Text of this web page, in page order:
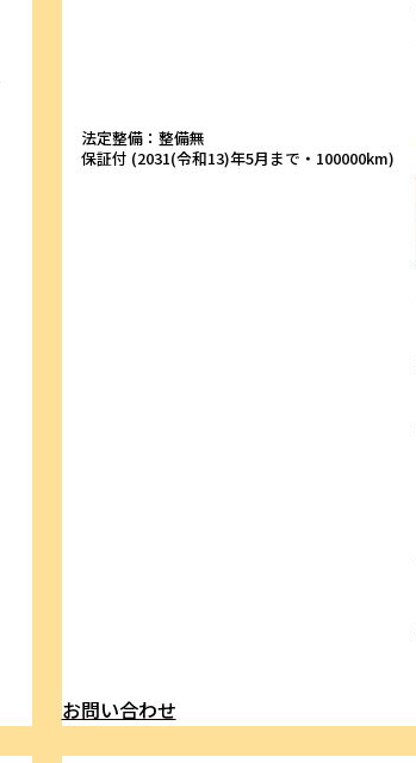
法定整備：整備無
保証付 (2031(令和13)年5月まで・100000km)
お問い合わせ